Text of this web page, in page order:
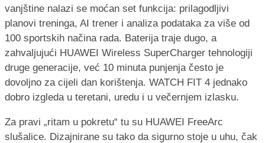
vanjštine nalazi se moćan set funkcija: prilagodljivi
planovi treninga, AI trener i analiza podataka za više od
100 sportskih načina rada. Baterija traje dugo, a
zahvaljujući HUAWEI Wireless SuperCharger tehnologiji
druge generacije, već 10 minuta punjenja često je
dovoljno za cijeli dan korištenja. WATCH FIT 4 jednako
dobro izgleda u teretani, uredu i u večernjem izlasku.
Za pravi „ritam u pokretu“ tu su HUAWEI FreeArc
slušalice. Dizajnirane su tako da sigurno stoje u uhu, čak